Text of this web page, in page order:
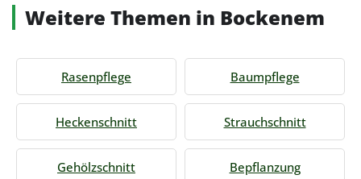
Weitere Themen in Bockenem
Rasenpflege Baumpflege
Heckenschnitt Strauchschnitt
Gehölzschnitt Bepflanzung